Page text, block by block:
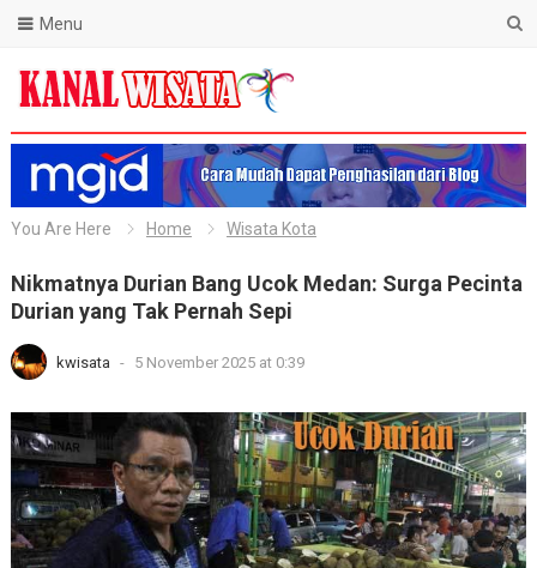
Blog Kanal Wisata
Menu
You Are Here Home Wisata Kota
Nikmatnya Durian Bang Ucok Medan: Surga Pecinta
Durian yang Tak Pernah Sepi
kwisata - 5 November 2025 at 0:39